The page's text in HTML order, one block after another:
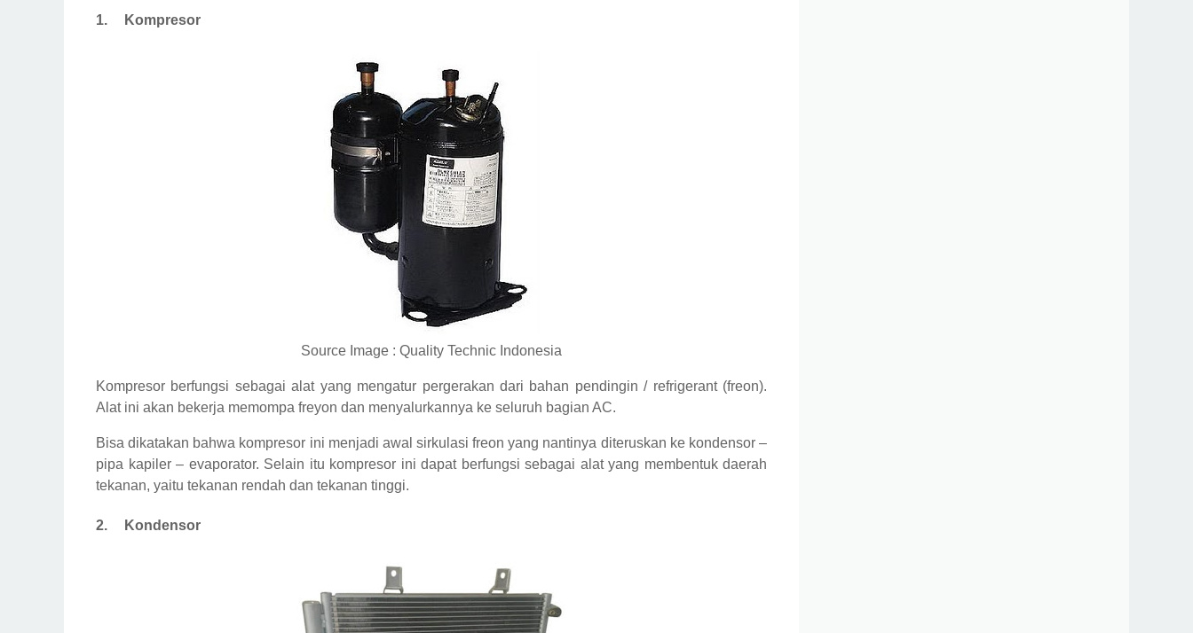
1. Kompresor
Source Image : Quality Technic Indonesia
Kompresor berfungsi sebagai alat yang mengatur pergerakan dari bahan pendingin / refrigerant (freon).
Alat ini akan bekerja memompa freyon dan menyalurkannya ke seluruh bagian AC.
Bisa dikatakan bahwa kompresor ini menjadi awal sirkulasi freon yang nantinya diteruskan ke kondensor –
pipa kapiler – evaporator. Selain itu kompresor ini dapat berfungsi sebagai alat yang membentuk daerah
tekanan, yaitu tekanan rendah dan tekanan tinggi.
2. Kondensor